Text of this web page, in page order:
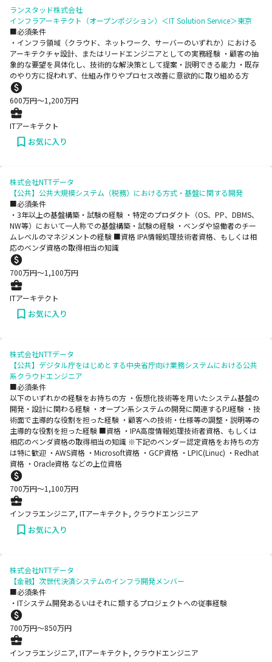
ランスタッド株式会社
インフラアーキテクト（オープンポジション）＜IT Solution Service＞東京
■必須条件
・インフラ領域（クラウド、ネットワーク、サーバーのいずれか）における
アーキテクチャ設計、またはリードエンジニアとしての実務経験 ・顧客の抽
象的な要望を具体化し、技術的な解決策として提案・説明できる能力 ・既存
のやり方に捉われず、仕組み作りやプロセス改善に意欲的に取り組める方
600万円〜1,200万円
ITアーキテクト
お気に入り
株式会社NTTデータ
【公共】公共大規模システム（税務）における方式・基盤に関する開発
■必須条件
・3年以上の基盤構築・試験の経験 ・特定のプロダクト（OS、PP、DBMS、
NW等）において一人称での基盤構築・試験の経験 ・ベンダや協働者のチー
ムレベルのマネジメントの経験 ■資格 IPA情報処理技術者資格、もしくは相
応のベンダ資格の取得相当の知識
700万円〜1,100万円
ITアーキテクト
お気に入り
株式会社NTTデータ
【公共】デジタル庁をはじめとする中央省庁向け業務システムにおける公共
系クラウドエンジニア
■必須条件
以下のいずれかの経験をお持ちの方 ・仮想化技術等を用いたシステム基盤の
開発・設計に関わる経験 ・オープン系システムの開発に関連するPJ経験 ・技
術面で主導的な役割を担った経験 ・顧客への技術・仕様等の調整・説明等の
主導的な役割を担った経験 ■資格 ・IPA高度情報処理技術者資格、もしくは
相応のベンダ資格の取得相当の知識 ※下記のベンダー認定資格をお持ちの方
は特に歓迎 ・AWS資格 ・Microsoft資格 ・GCP資格 ・LPIC(Linuc) ・Redhat
資格 ・Oracle資格 などの上位資格
700万円〜1,100万円
インフラエンジニア, ITアーキテクト, クラウドエンジニア
お気に入り
株式会社NTTデータ
【金融】次世代決済システムのインフラ開発メンバー
■必須条件
・ITシステム開発あるいはそれに類するプロジェクトへの従事経験
700万円〜850万円
インフラエンジニア, ITアーキテクト, クラウドエンジニア